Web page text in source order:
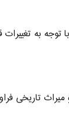
به
تاریخی